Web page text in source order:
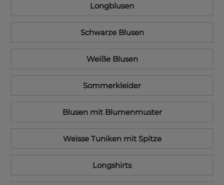
Longblusen
Schwarze Blusen
Weiße Blusen
Sommerkleider
Blusen mit Blumenmuster
Weisse Tuniken mit Spitze
Longshirts